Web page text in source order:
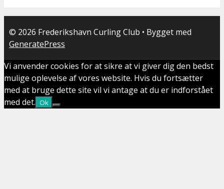
© 2026 Frederikshavn Curling Club • Bygget med
GeneratePress
Vi anvender cookies for at sikre at vi giver dig den bedst
mulige oplevelse af vores website. Hvis du fortsætter
med at bruge dette site vil vi antage at du er indforstået
med det. Ok